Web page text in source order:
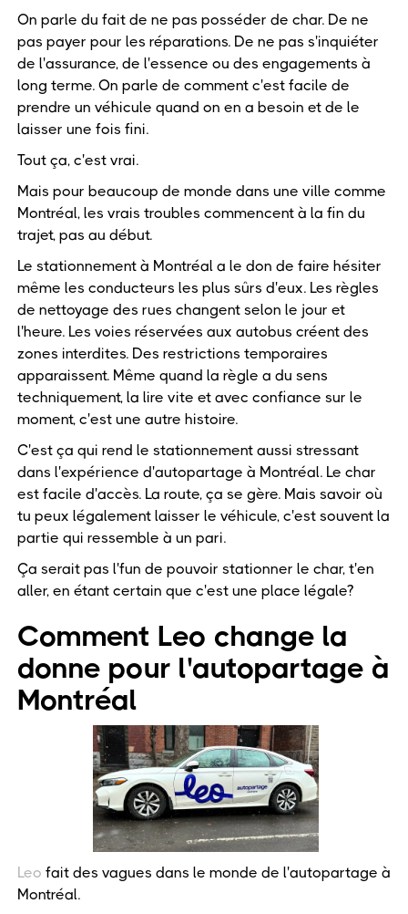
On parle du fait de ne pas posséder de char. De ne
pas payer pour les réparations. De ne pas s'inquiéter
de l'assurance, de l'essence ou des engagements à
long terme. On parle de comment c'est facile de
prendre un véhicule quand on en a besoin et de le
laisser une fois fini.
Tout ça, c'est vrai.
Mais pour beaucoup de monde dans une ville comme
Montréal, les vrais troubles commencent à la fin du
trajet, pas au début.
Le stationnement à Montréal a le don de faire hésiter
même les conducteurs les plus sûrs d'eux. Les règles
de nettoyage des rues changent selon le jour et
l'heure. Les voies réservées aux autobus créent des
zones interdites. Des restrictions temporaires
apparaissent. Même quand la règle a du sens
techniquement, la lire vite et avec confiance sur le
moment, c'est une autre histoire.
C'est ça qui rend le stationnement aussi stressant
dans l'expérience d'autopartage à Montréal. Le char
est facile d'accès. La route, ça se gère. Mais savoir où
tu peux légalement laisser le véhicule, c'est souvent la
partie qui ressemble à un pari.
Ça serait pas l'fun de pouvoir stationner le char, t'en
aller, en étant certain que c'est une place légale?
Comment Leo change la
donne pour l'autopartage à
Montréal
Leo fait des vagues dans le monde de l'autopartage à
Montréal.